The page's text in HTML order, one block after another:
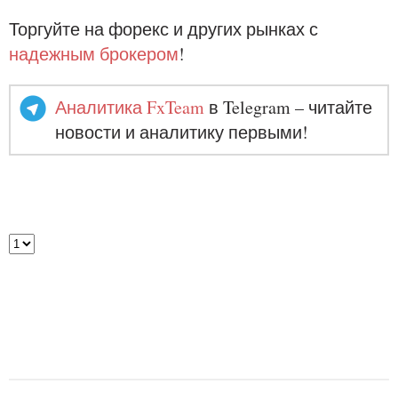
Торгуйте на форекс и других рынках с
надежным брокером!
Аналитика FxTeam в Telegram – читайте
новости и аналитику первыми!